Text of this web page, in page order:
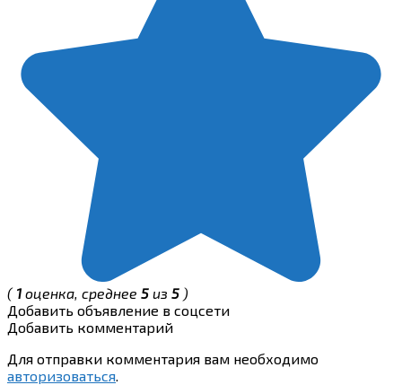
( 1 оценка, среднее 5 из 5 )
Добавить объявление в соцсети
Добавить комментарий
Для отправки комментария вам необходимо
авторизоваться.